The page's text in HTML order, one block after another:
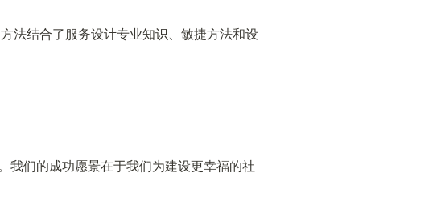
法结合了服务设计专业知识、敏捷方法和设
我们的成功愿景在于我们为建设更幸福的社